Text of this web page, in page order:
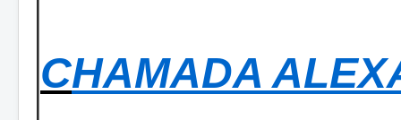
CHAMADA